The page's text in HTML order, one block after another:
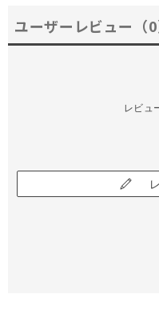
ユーザーレビュー （0
レビュ